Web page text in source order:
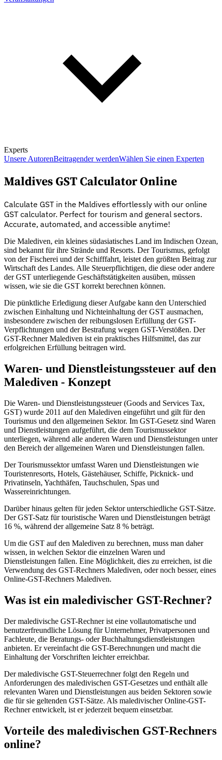
Experts
Unsere AutorenBeitragender werdenWählen Sie einen Experten
Entdecken
Leitfäden
Länder-Steuerleitfäden
Maldives GST Calculator Online
Calculate GST in the Maldives effortlessly with our online
GST calculator. Perfect for tourism and general sectors.
Accurate, automated, and accessible anytime!
Die Malediven, ein kleines südasiatisches Land im Indischen Ozean,
sind bekannt für ihre Strände und Resorts. Der Tourismus, gefolgt
von der Fischerei und der Schifffahrt, leistet den größten Beitrag zur
Wirtschaft des Landes. Alle Steuerpflichtigen, die diese oder andere
der GST unterliegende Geschäftstätigkeiten ausüben, müssen
wissen, wie sie die GST korrekt berechnen können.
Die pünktliche Erledigung dieser Aufgabe kann den Unterschied
zwischen Einhaltung und Nichteinhaltung der GST ausmachen,
insbesondere zwischen der reibungslosen Erfüllung der GST-
Verpflichtungen und der Bestrafung wegen GST-Verstößen. Der
GST-Rechner Malediven ist ein praktisches Hilfsmittel, das zur
erfolgreichen Erfüllung beitragen wird.
Waren- und Dienstleistungssteuer auf den
Malediven - Konzept
Die Waren- und Dienstleistungssteuer (Goods and Services Tax,
GST) wurde 2011 auf den Malediven eingeführt und gilt für den
Tourismus und den allgemeinen Sektor. Im GST-Gesetz sind Waren
und Dienstleistungen aufgeführt, die dem Tourismussektor
unterliegen, während alle anderen Waren und Dienstleistungen unter
den Bereich der allgemeinen Waren und Dienstleistungen fallen.
Der Tourismussektor umfasst Waren und Dienstleistungen wie
Touristenresorts, Hotels, Gästehäuser, Schiffe, Picknick- und
Privatinseln, Yachthäfen, Tauchschulen, Spas und
Wassereinrichtungen.
Darüber hinaus gelten für jeden Sektor unterschiedliche GST-Sätze.
Der GST-Satz für touristische Waren und Dienstleistungen beträgt
16 %, während der allgemeine Satz 8 % beträgt.
Um die GST auf den Malediven zu berechnen, muss man daher
wissen, in welchen Sektor die einzelnen Waren und
Dienstleistungen fallen. Eine Möglichkeit, dies zu erreichen, ist die
Verwendung des GST-Rechners Malediven, oder noch besser, eines
Online-GST-Rechners Malediven.
Was ist ein maledivischer GST-Rechner?
Der maledivische GST-Rechner ist eine vollautomatische und
benutzerfreundliche Lösung für Unternehmer, Privatpersonen und
Fachleute, die Beratungs- oder Buchhaltungsdienstleistungen
anbieten. Er vereinfacht die GST-Berechnungen und macht die
Einhaltung der Vorschriften leichter erreichbar.
Der maledivische GST-Steuerrechner folgt den Regeln und
Anforderungen des maledivischen GST-Gesetzes und enthält alle
relevanten Waren und Dienstleistungen aus beiden Sektoren sowie
die für sie geltenden GST-Sätze. Als maledivischer Online-GST-
Rechner entwickelt, ist er jederzeit bequem einsetzbar.
Vorteile des maledivischen GST-Rechners
online?